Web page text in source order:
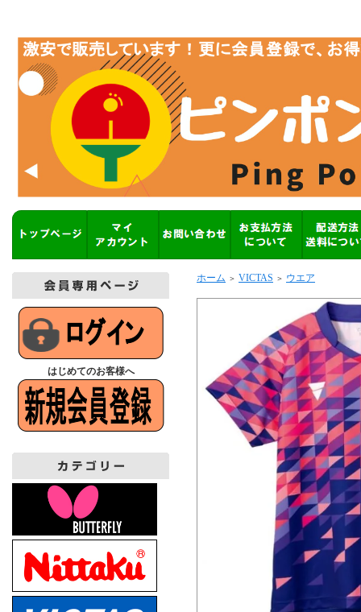
はじめてのお客様へ
ホーム ＞ VICTAS ＞ ウエア